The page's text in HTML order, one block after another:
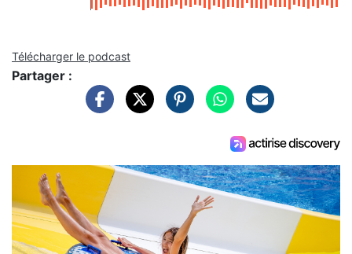
Télécharger le podcast
Partager :